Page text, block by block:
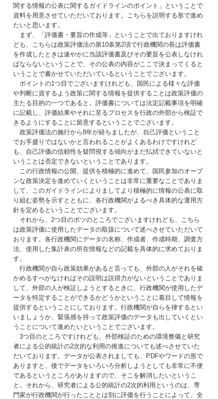
関する情報の公表に関するガイドラインのポイント」ということで
資料を用意させていただいております。こちらを説明する形で進め
たいと思います。
まず、「評価書・要旨の作成等」ということで出ておりますけれ
ども、こちらは政策評価法の第10条第2項で行政機関の長は評価書
を作成したときは速やかに当該評価書及びその要旨を公表しなけれ
ばならないということで、その公表の内容がここで決まってくると
いうことで書かせていただいているということでございます。
ポイントの1つ目でございますけれども、国民による様々な評価
や判断に資するよう政策に関する情報を提供することは政策評価の
主たる目的の一つであると。評価書については法定記載事項を明確
に記載し、評価結果やそれに至るプロセスを行政の外部から検証で
きるようにすることに留意するということでございます。
政策評価法の施行から8年が経ちましたが、自己評価ということ
でお手盛りではないかと言われることがよくあるわけですけれど
も、自己評価の信頼性を疑問視する傾向がまだ払拭できていないと
いうことは否定できないということであります。
この行政情報の公開、提供を積極的に進めて、国民参加のオープ
ンな政策決定を進めていくということは非常に重要なことでありま
して、このガイドラインによりましてより積極的に情報の公表に取
り組む姿勢を示すとともに、各行政機関がよるべき具体的な運用方
針を定めるということでございます。
それから、2つ目のポツのところでございますけれども、こちら
は政策評価に使用したデータの取扱について述べさせていただいて
おります。各行政機関にデータの名称、作成者、作成時期、調査方
法、使用した集計表の所在情報などの記載を具体的に求めておりま
す。
行政機関が自ら政策効果があると言っても、外部の人がそれを確
かめるすべがなければその説明は説得力がないということでありま
して、外部の人が検証しようとするときに、行政機関が使用したデ
ータを特定することができるかどうかということに着目して情報を
提供するということにしております。行政機関が自らを律するとい
いましょうか、緊張感を持って政策評価のデータも出していくとい
うことについて進めたいということでございます。
3つ目のところですけれども、外部検証のための環境整備と研究
者による公的統計の2次的な利用の推進についても述べさせていた
だいております。データが公表されましても、PDFやワードの形で
ありますと、後でデータをいろいろ分析しようとしても非常に不便
であるというところがありますので、そこを解消したいというこ
と。それから、研究者による公的統計の2次的利用というのは、専
門家が行政機関が行ったこととは別に評価を行うことによって、全